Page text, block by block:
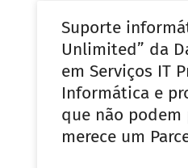
Suporte
Unlimited” da
em Serviços IT
Informática e
que não podem
merece um